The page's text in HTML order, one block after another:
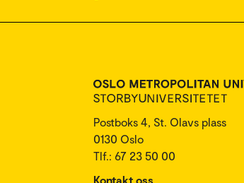
Postboks 4, St. Olavs plass
0130 Oslo
Tlf.: 67 23 50 00
Kontakt oss